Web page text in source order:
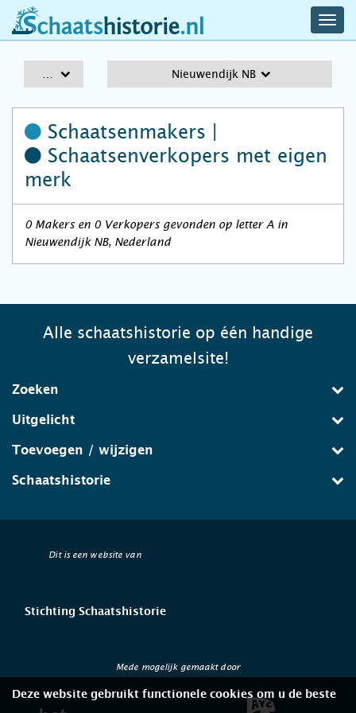
schaatshistorie.nl
Nieuwendijk NB
Schaatsenmakers |
Schaatsenverkopers met eigen
merk
0 Makers en 0 Verkopers gevonden op letter A in
Nieuwendijk NB, Nederland
Alle schaatshistorie op één handige
verzamelsite!
Zoeken
Uitgelicht
Toevoegen / wijzigen
Schaatshistorie
Dit is een website van
Stichting Schaatshistorie
Mede mogelijk gemaakt door
Deze website gebruikt functionele cookies om u de beste